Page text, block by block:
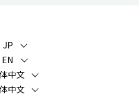
JP
EN
中文
中文